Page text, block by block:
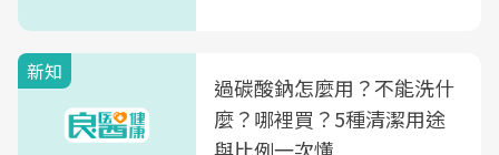
新知
過碳酸鈉怎麼用？不能洗什
麼？哪裡買？5種清潔用途